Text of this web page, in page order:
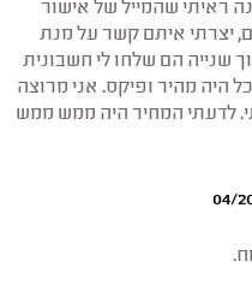
יצרתי איתם קשר על מנת
שנייה הם שלחו לי חשבונית
היה מהיר ופיקס. אני מרוצה
לדעתי המחיר היה ממש ממש
04/